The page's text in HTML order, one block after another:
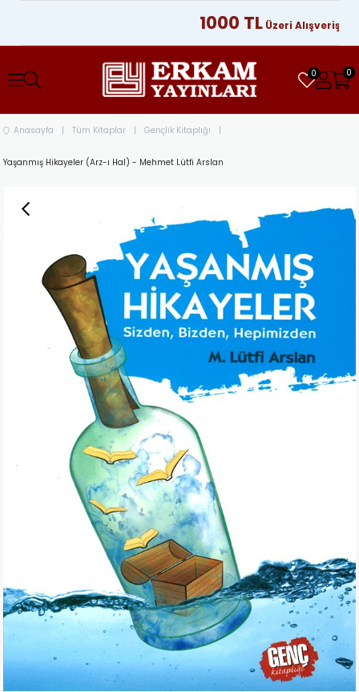
1000 TLÜzeri
0 0
Anasayfa Tüm Kitaplar Gençlik Kitaplığı
Yaşanmış Hikayeler (Arz-ı Hal) - Mehmet Lütfi Arslan